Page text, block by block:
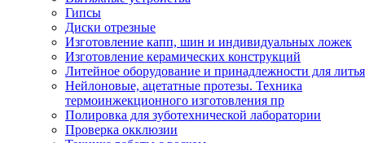
Гипсы
Диски отрезные
Изготовление капп, шин и индивидуальных ложек
Изготовление керамических конструкций
Литейное оборудование и принадлежности для литья
Нейлоновые, ацетатные протезы. Техника
термоинжекционного изготовления пр
Полировка для зуботехнической лаборатории
Проверка окклюзии